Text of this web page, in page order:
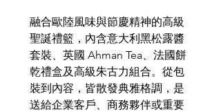
融合歐陸風味與節慶精神的高級
聖誕禮籃，內含意大利黑松露醬
套裝、英國 Ahman Tea、法國餅
乾禮盒及高級朱古力組合。從包
裝到內容，皆散發典雅格調，是
送給企業客戶、商務夥伴或重要